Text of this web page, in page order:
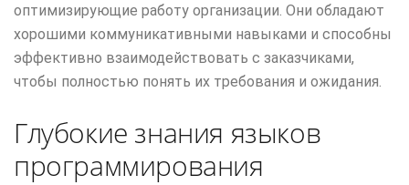
оптимизирующие работу организации. Они обладают
хорошими коммуникативными навыками и способны
эффективно взаимодействовать с заказчиками,
чтобы полностью понять их требования и ожидания.
Глубокие знания языков
программирования